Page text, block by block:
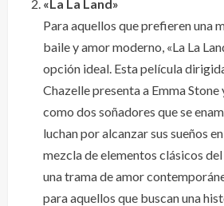
«La La Land»
Para aquellos que prefieren una
baile y amor moderno, «La La
opción ideal. Esta película
Chazelle presenta a Emma Stone
como dos soñadores que se
luchan por alcanzar sus sueños
mezcla de elementos clásicos
una trama de amor
para aquellos que buscan una